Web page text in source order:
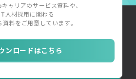
ャリアのサービス資料や、
IT人材採用に関わる
資料をご用意しています。
ンロードはこちら